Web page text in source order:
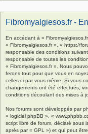
Fibromyalgiesos.fr -
En accédant à «
« Fibromyalgiesos.fr », « https://
responsable des conditions
responsable de toutes les
« Fibromyalgiesos.fr ». Nous
ferons tout pour que vous en
celles-ci par vous-même. Si vous
changements ont été effectués,
conditions découlant des mises à
Nos forums sont développés par
« logiciel phpBB », «
script libre de forum, déclaré sous
après par « GPL ») et qui peut